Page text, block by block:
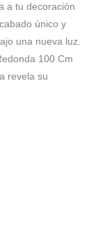
a tu decoración
único y
una nueva luz.
100 Cm
revela su